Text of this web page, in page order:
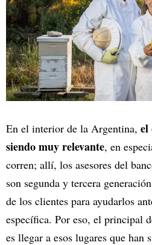
En el interior de la Argentina, el
siendo muy relevante, en
corren; allí, los asesores del
son segunda y tercera
de los clientes para ayudarlos
específica. Por eso, el principal
es llegar a esos lugares que han